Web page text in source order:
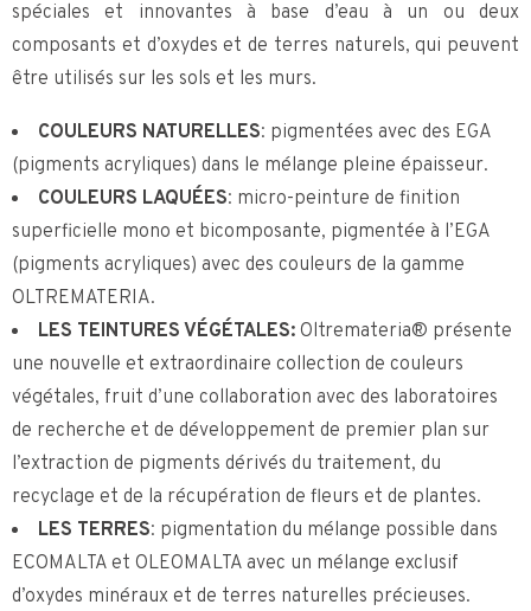
spéciales et innovantes à base d’eau à un ou deux
composants et d’oxydes et de terres naturels, qui peuvent
être utilisés sur les sols et les murs.
COULEURS NATURELLES: pigmentées avec des EGA
(pigments acryliques) dans le mélange pleine épaisseur.
COULEURS LAQUÉES: micro-peinture de finition
superficielle mono et bicomposante, pigmentée à l’EGA
(pigments acryliques) avec des couleurs de la gamme
OLTREMATERIA.
LES TEINTURES VÉGÉTALES: Oltremateria® présente
une nouvelle et extraordinaire collection de couleurs
végétales, fruit d’une collaboration avec des laboratoires
de recherche et de développement de premier plan sur
l’extraction de pigments dérivés du traitement, du
recyclage et de la récupération de fleurs et de plantes.
LES TERRES: pigmentation du mélange possible dans
ECOMALTA et OLEOMALTA avec un mélange exclusif
d’oxydes minéraux et de terres naturelles précieuses.